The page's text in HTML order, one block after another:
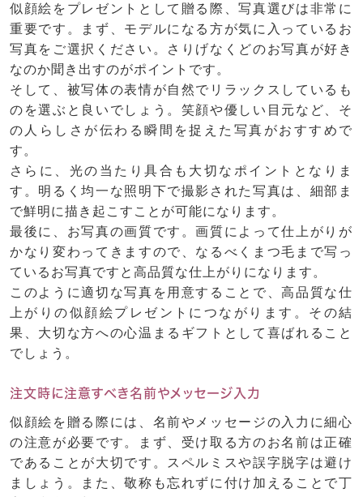
似顔絵をプレゼントとして贈る際、写真選びは非常に
重要です。まず、モデルになる方が気に入っているお
写真をご選択ください。さりげなくどのお写真が好き
なのか聞き出すのがポイントです。
そして、被写体の表情が自然でリラックスしているも
のを選ぶと良いでしょう。笑顔や優しい目元など、そ
の人らしさが伝わる瞬間を捉えた写真がおすすめで
す。
さらに、光の当たり具合も大切なポイントとなりま
す。明るく均一な照明下で撮影された写真は、細部ま
で鮮明に描き起こすことが可能になります。
最後に、お写真の画質です。画質によって仕上がりが
かなり変わってきますので、なるべくまつ毛まで写っ
ているお写真ですと高品質な仕上がりになります。
このように適切な写真を用意することで、高品質な仕
上がりの似顔絵プレゼントにつながります。その結
果、大切な方への心温まるギフトとして喜ばれること
でしょう。
注文時に注意すべき名前やメッセージ入力
似顔絵を贈る際には、名前やメッセージの入力に細心
の注意が必要です。まず、受け取る方のお名前は正確
であることが大切です。スペルミスや誤字脱字は避け
ましょう。また、敬称も忘れずに付け加えることで丁